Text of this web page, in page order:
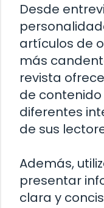
Desde
artículos de
más
revista
de
diferentes
de sus
Además,
presentar
clara y